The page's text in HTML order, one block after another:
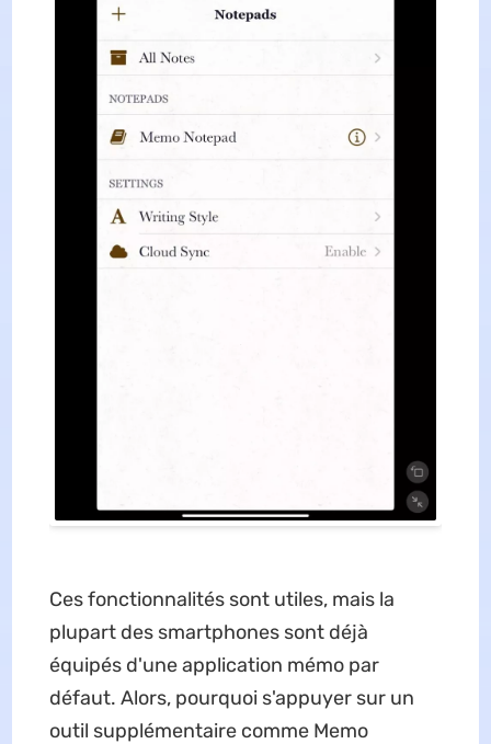
Ces fonctionnalités sont utiles, mais la
plupart des smartphones sont déjà
équipés d'une application mémo par
défaut. Alors, pourquoi s'appuyer sur un
outil supplémentaire comme Memo